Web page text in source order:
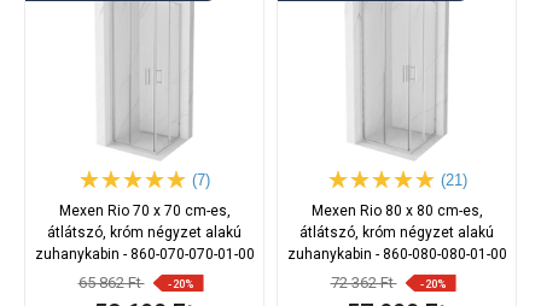
(7)
Mexen Rio 70 x 70 cm-es,
átlátszó, króm négyzet alakú
zuhanykabin - 860-070-070-01-00
65 862 Ft -20%
(21)
Mexen Rio 80 x 80 cm-es,
átlátszó, króm négyzet alakú
zuhanykabin - 860-080-080-01-00
72 362 Ft -20%